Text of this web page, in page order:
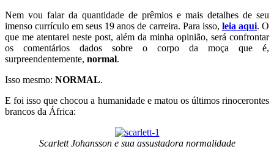
Nem vou falar da quantidade de prêmios e mais detalhes de seu
imenso currículo em seus 19 anos de carreira. Para isso, leia aqui. O
que me atentarei neste post, além da minha opinião, será confrontar
os comentários dados sobre o corpo da moça que é,
surpreendentemente, normal.
Isso mesmo: NORMAL.
E foi isso que chocou a humanidade e matou os últimos rinocerontes
brancos da África:
Scarlett Johansson e sua assustadora normalidade